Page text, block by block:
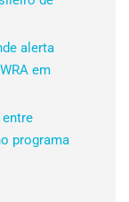
alerta
em
entre
programa